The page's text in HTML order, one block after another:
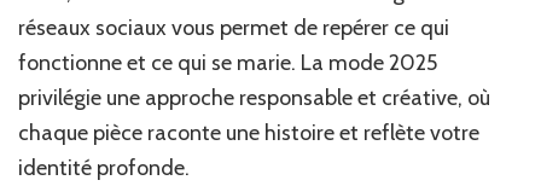
réseaux sociaux vous permet de repérer ce qui
fonctionne et ce qui se marie. La mode 2025
privilégie une approche responsable et créative, où
chaque pièce raconte une histoire et reflète votre
identité profonde.